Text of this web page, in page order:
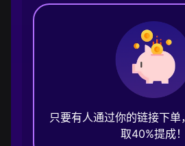
只要有人通过你的链接下
取40%提成！